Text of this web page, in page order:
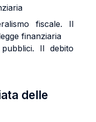
fiscale. Il
finanziaria
Il debito
delle